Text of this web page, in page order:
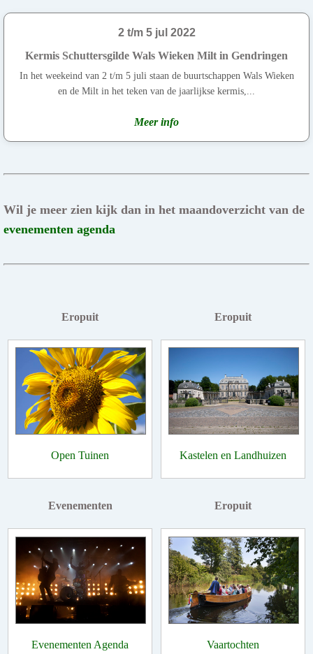
2 t/m 5 jul 2022
Kermis Schuttersgilde Wals Wieken Milt in Gendringen
In het weekeind van 2 t/m 5 juli staan de buurtschappen Wals Wieken
en de Milt in het teken van de jaarlijkse kermis,...
Meer info
Wil je meer zien kijk dan in het maandoverzicht van de
evenementen agenda
Eropuit
Open Tuinen
Eropuit
Kastelen en Landhuizen
Evenementen
Evenementen Agenda
Eropuit
Vaartochten